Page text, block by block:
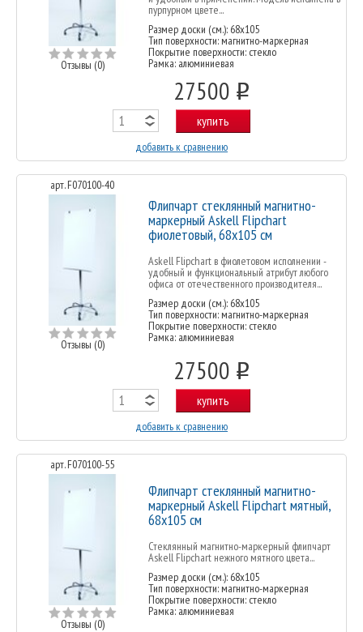
Отзывы (0)
пурпурном цвете...
Размер доски (см.): 68x105
Тип поверхности: магнитно-маркерная
Покрытие поверхности: стекло
Рамка: алюминиевая
27500 o
купить
добавить к сравнению
арт. F070100-40
Отзывы (0)
Флипчарт стеклянный магнитно-
маркерный Askell Flipchart
фиолетовый, 68х105 см
Askell Flipchart в фиолетовом исполнении -
удобный и функциональный атрибут любого
офиса от отечественного производителя...
Размер доски (см.): 68x105
Тип поверхности: магнитно-маркерная
Покрытие поверхности: стекло
Рамка: алюминиевая
27500 o
купить
добавить к сравнению
арт. F070100-55
Отзывы (0)
Флипчарт стеклянный магнитно-
маркерный Askell Flipchart мятный,
68х105 см
Стеклянный магнитно-маркерный флипчарт
Askell Flipchart нежного мятного цвета...
Размер доски (см.): 68x105
Тип поверхности: магнитно-маркерная
Покрытие поверхности: стекло
Рамка: алюминиевая